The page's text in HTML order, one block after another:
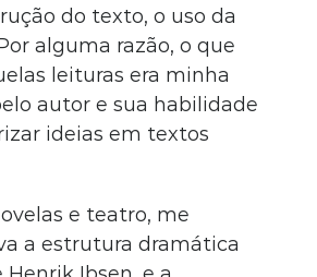
do texto, o uso da
alguma razão, o que
leituras era minha
autor e sua habilidade
ideias em textos
e teatro, me
a estrutura dramática